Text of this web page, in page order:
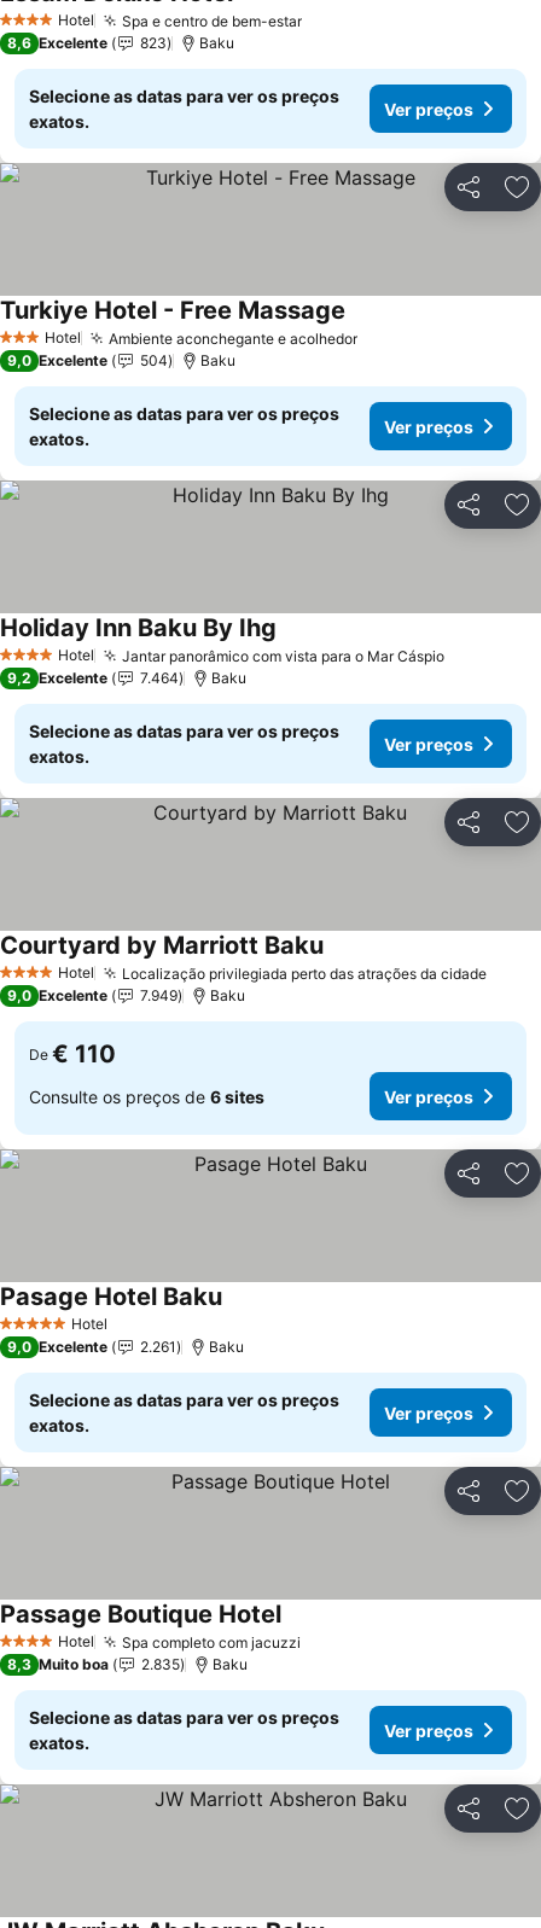
4 EstrelasHotel Spa e centro de bem-estarVer preços
Ver preços
8,6 Excelente 823 Baku
Selecione as datas para ver os preços
exatos.
Ver preços
Partilhar
3 EstrelasHotel Ambiente aconchegante e acolhedorVer preços
Turkiye Hotel - Free Massage
9,0 Excelente 504 Baku
Selecione as datas para ver os preços
exatos.
Ver preços
Partilhar
4 EstrelasHotel Jantar panorâmico com vista para o Mar CáspioVer preços
Holiday Inn Baku By Ihg
9,2 Excelente 7.464 Baku
Selecione as datas para ver os preços
exatos.
Ver preços
Partilhar
4 EstrelasHotel Localização privilegiada perto das atrações da cidadeVer
Courtyard by Marriott BakuVer preços
9,0 Excelente 7.949 Baku
De € 110
Consulte os preços de 6 sites Ver preços
Partilhar
5 Estrelas Hotel
Pasage Hotel BakuVer preços
9,0 Excelente 2.261 Baku
Selecione as datas para ver os preços
exatos.
Ver preços
Partilhar
4 EstrelasHotel Spa completo com jacuzzi
Passage Boutique HotelVer preços
8,3 Muito boa 2.835 Baku
Selecione as datas para ver os preços
exatos.
Ver preços
Partilhar